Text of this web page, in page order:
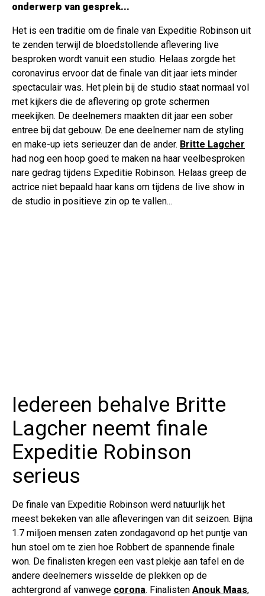
onderwerp van gesprek...
Het is een traditie om de finale van Expeditie Robinson uit
te zenden terwijl de bloedstollende aflevering live
besproken wordt vanuit een studio. Helaas zorgde het
coronavirus ervoor dat de finale van dit jaar iets minder
spectaculair was. Het plein bij de studio staat normaal vol
met kijkers die de aflevering op grote schermen
meekijken. De deelnemers maakten dit jaar een sober
entree bij dat gebouw. De ene deelnemer nam de styling
en make-up iets serieuzer dan de ander. Britte Lagcher
had nog een hoop goed te maken na haar veelbesproken
nare gedrag tijdens Expeditie Robinson. Helaas greep de
actrice niet bepaald haar kans om tijdens de live show in
de studio in positieve zin op te vallen...
Iedereen behalve Britte
Lagcher neemt finale
Expeditie Robinson
serieus
De finale van Expeditie Robinson werd natuurlijk het
meest bekeken van alle afleveringen van dit seizoen. Bijna
1.7 miljoen mensen zaten zondagavond op het puntje van
hun stoel om te zien hoe Robbert de spannende finale
won. De finalisten kregen een vast plekje aan tafel en de
andere deelnemers wisselde de plekken op de
achtergrond af vanwege corona. Finalisten Anouk Maas,